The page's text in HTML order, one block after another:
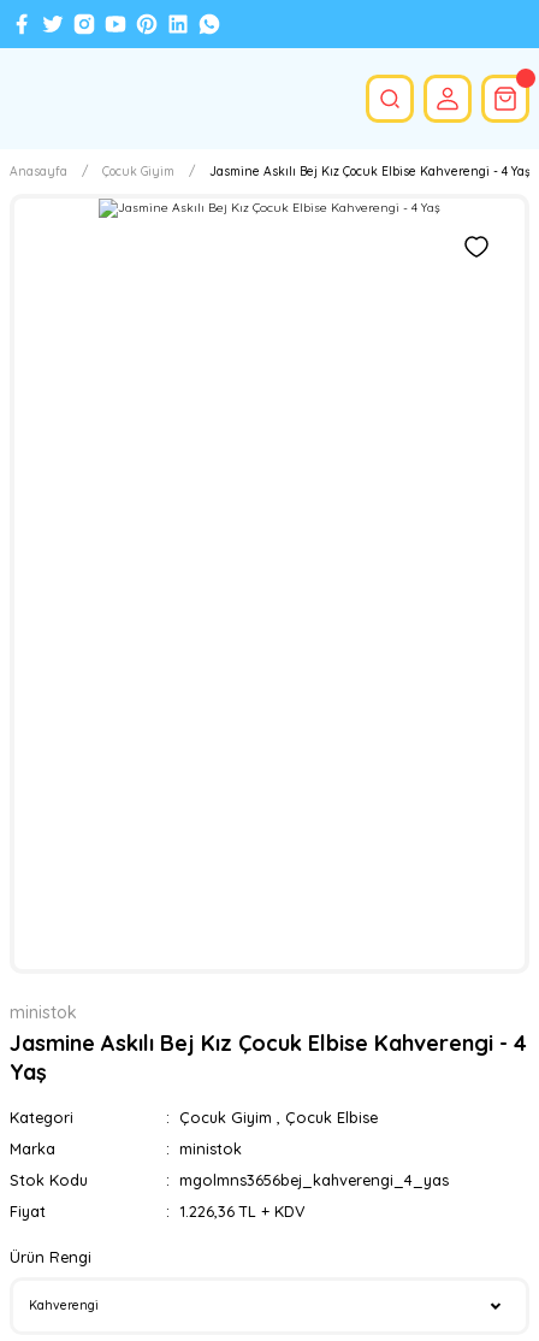
Anasayfa Çocuk Giyim Jasmine Askılı Bej Kız Çocuk Elbise Kahverengi - 4 Yaş
ministok
Jasmine Askılı Bej Kız Çocuk Elbise Kahverengi - 4
Yaş
Kategori Çocuk Giyim
Çocuk Elbise
Marka
ministok
Stok Kodu
mgolmns3656bej_kahverengi_4_yas
Fiyat
1.226,36 TL + KDV
Ürün Rengi